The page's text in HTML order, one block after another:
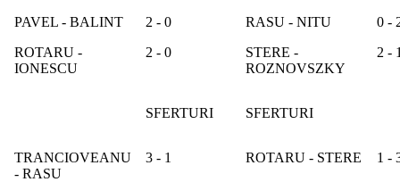
PAVEL - BALINT 2 - 0 RASU - NITU
0 -
ROTARU -
IONESCU
2 - 0
STERE -
ROZNOVSZKY
2 -
SFERTURI SFERTURI
TRANCIOVEANU
- RASU
3 - 1 ROTARU - STERE 1 -